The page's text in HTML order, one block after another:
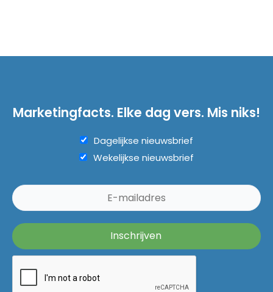
Marketingfacts. Elke dag vers. Mis niks!
Dagelijkse nieuwsbrief
Wekelijkse nieuwsbrief